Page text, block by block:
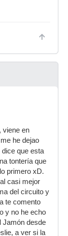
viene en
he dejao
dice que esta
tontería que
primero xD.
casi mejor
del circuito y
te comento
y no he echo
Jamón desde
a ver si la